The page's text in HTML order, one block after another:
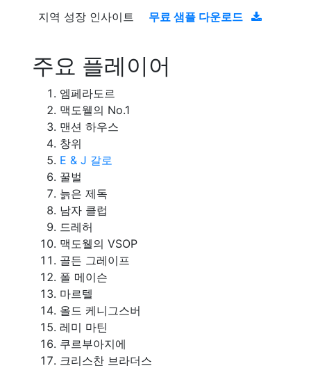
지역 성장 인사이트 무료 샘플 다운로드
주요 플레이어
엠페라도르
맥도웰의 No.1
맨션 하우스
창위
E & J 갈로
꿀벌
늙은 제독
남자 클럽
드레허
맥도웰의 VSOP
골든 그레이프
폴 메이슨
마르텔
올드 케니그스버
레미 마틴
쿠르부아지에
크리스찬 브라더스